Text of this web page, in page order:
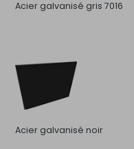
Acier galvanisé gris 7016
Acier galvanisé noir